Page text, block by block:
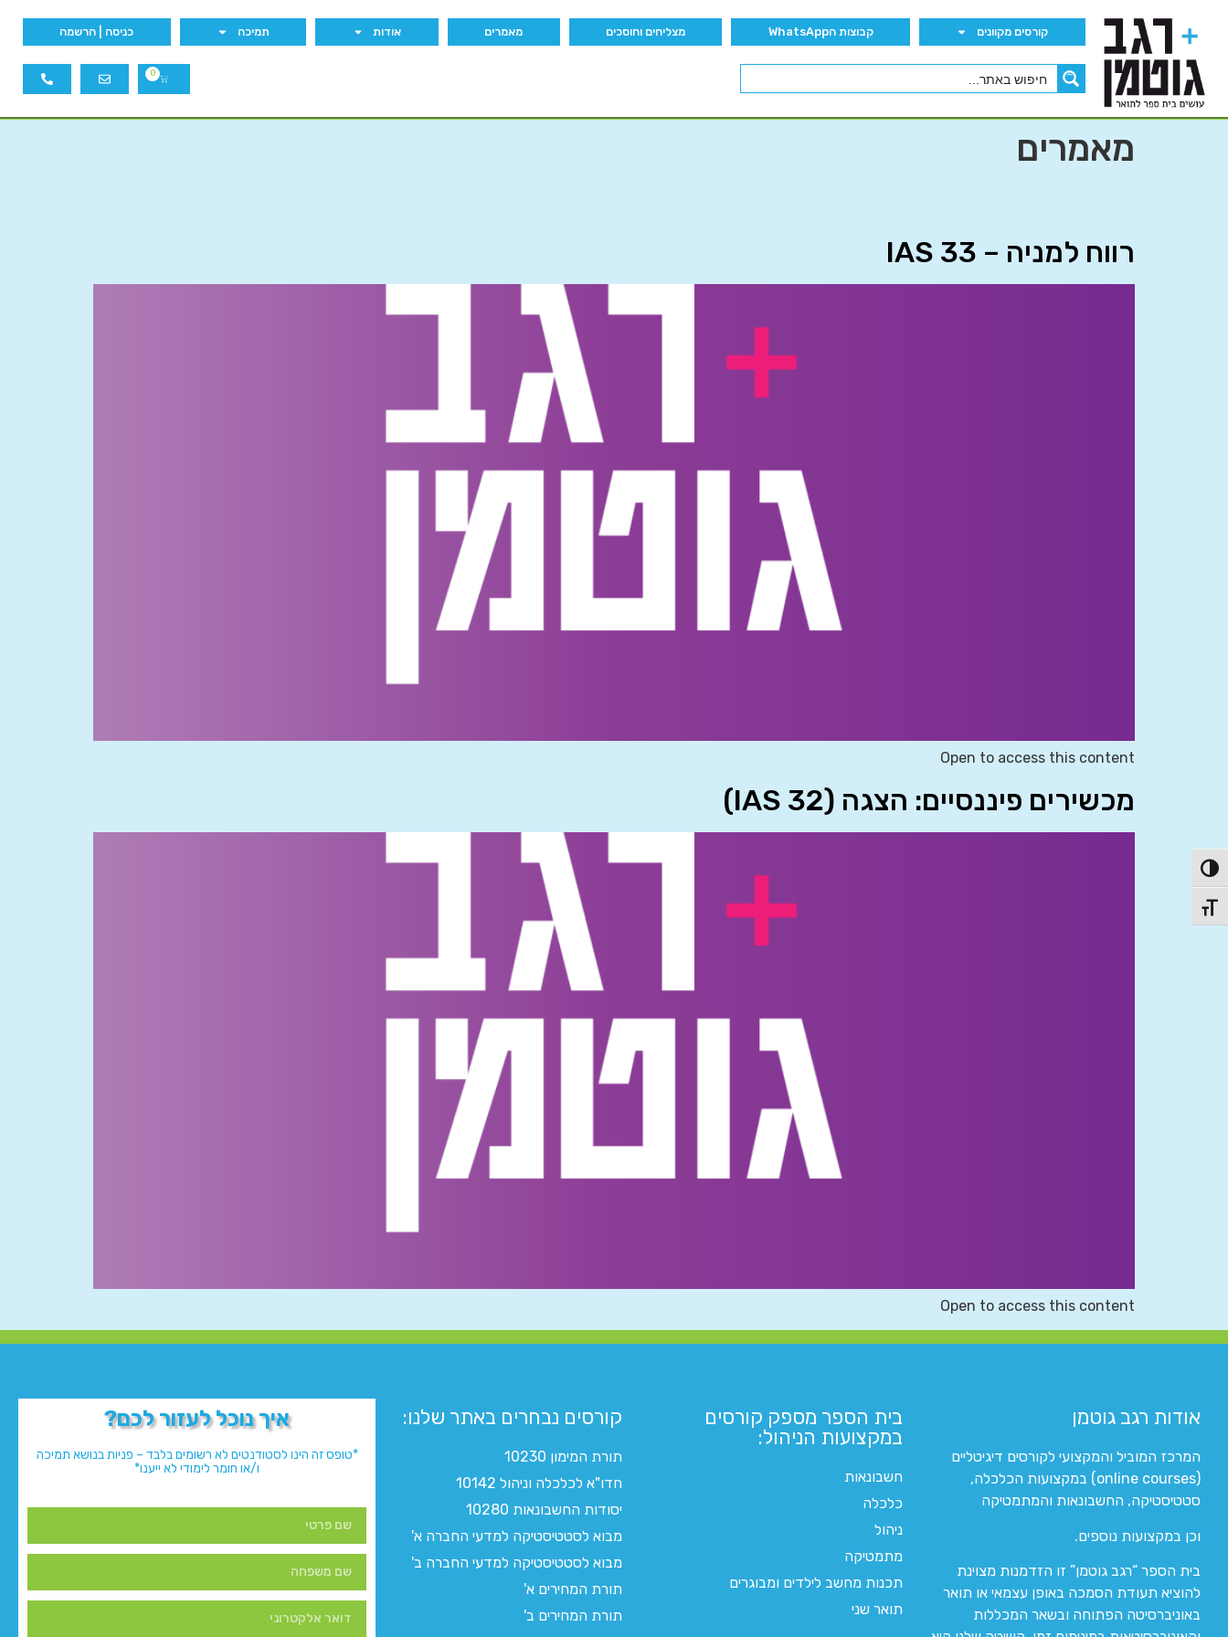
הפעל/כבה ניגודיות גבוהה
מתג גודל גופן
קורסים מקוונים קבוצות הWhatsApp מצליחים וחוסכים מאמרים אודות תמיכה כניסה | הרשמה
0
מאמרים
רווח למניה – IAS 33
Open to access this content
מכשירים פיננסיים: הצגה (IAS 32)
Open to access this content
אודות רגב גוטמן
המרכז המוביל והמקצועי לקורסים דיגיטליים
(online courses) במקצועות הכלכלה,
סטטיסטיקה, החשבונאות והמתמטיקה
וכן במקצועות נוספים.
בית הספר “רגב גוטמן” זו הזדמנות מצוינת
להוציא תעודת הסמכה באופן עצמאי או תואר
באוניברסיטה הפתוחה ובשאר המכללות
בית הספר מספק קורסים
במקצועות הניהול:
חשבונאות
כלכלה
ניהול
מתמטיקה
תכנות מחשב לילדים ומבוגרים
תואר שני
קורסים נבחרים באתר שלנו:​
תורת המימון 10230
חדו"א לכלכלה וניהול 10142
יסודות החשבונאות 10280
מבוא לסטטיסטיקה למדעי החברה א'
מבוא לסטטיסטיקה למדעי החברה ב'
תורת המחירים א'
תורת המחירים ב'
איך נוכל לעזור לכם?
*טופס זה הינו לסטודנטים לא רשומים בלבד – פניות בנושא תמיכה
ו/או חומר לימודי לא ייענו*